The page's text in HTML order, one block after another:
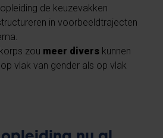
de keuzevakken
in voorbeeldtrajecten
zou meer divers kunnen
vlak van gender als op vlak